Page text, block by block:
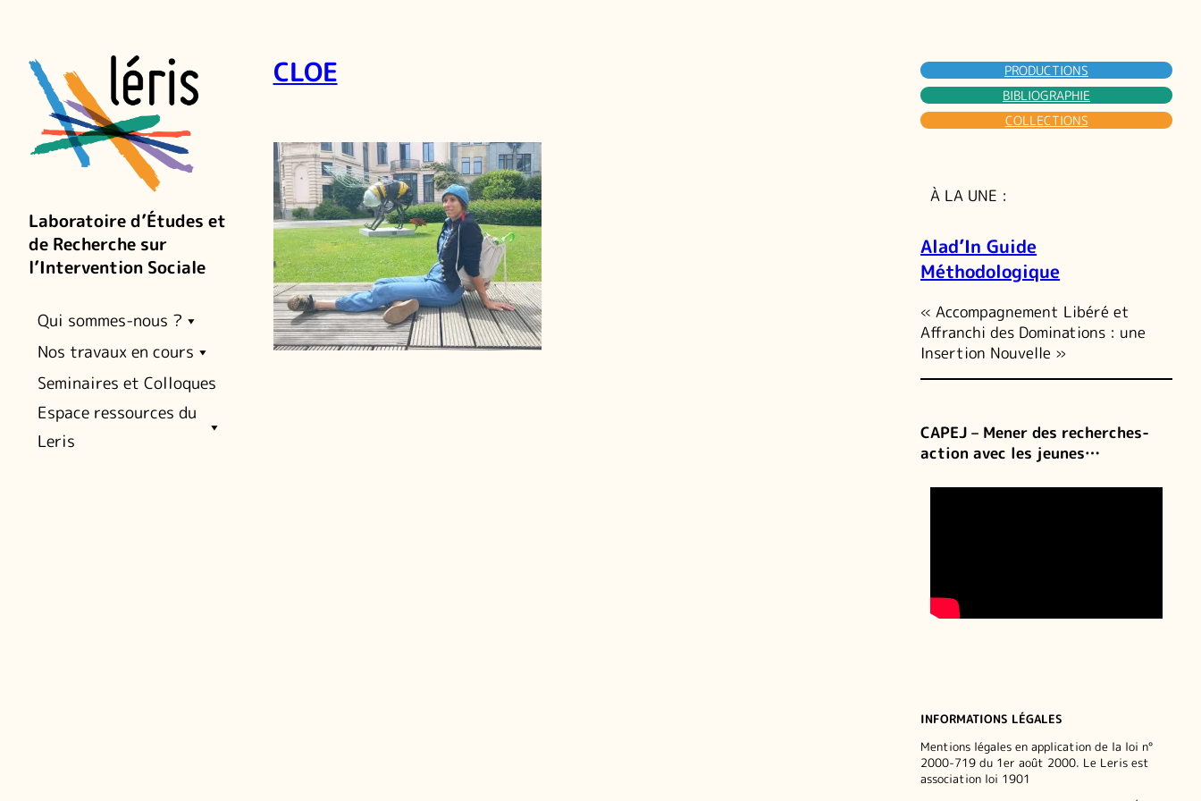
Laboratoire d’Études et
de Recherche sur
l’Intervention Sociale
Qui sommes-nous ?
Nos travaux en cours
Seminaires et Colloques
Espace ressources du
Leris
CLOE
PRODUCTIONS
BIBLIOGRAPHIE
COLLECTIONS
À LA UNE :
Alad’In Guide
Méthodologique
« Accompagnement Libéré et
Affranchi des Dominations : une
Insertion Nouvelle »
CAPEJ – Mener des recherches-
action avec les jeunes…
INFORMATIONS LÉGALES
Mentions légales en application de la loi n°
2000-719 du 1er août 2000. Le Leris est
association loi 1901